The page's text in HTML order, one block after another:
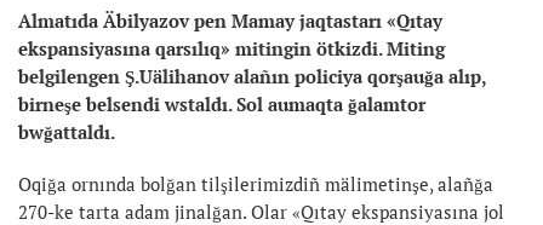
Almatıda Äbilyazov pen Mamay jaqtastarı «Qıtay
ekspansiyasına qarsılıq» mitingin ötkizdi. Miting
belgilengen Ş.Uälihanov alañın policiya qorşauğa alıp,
birneşe belsendi wstaldı. Sol aumaqta ğalamtor
bwğattaldı.
Oqiğa ornında bolğan tilşilerimizdiñ mälimetinşe, alañğa
270-ke tarta adam jinalğan. Olar «Qıtay ekspansiyasına jol